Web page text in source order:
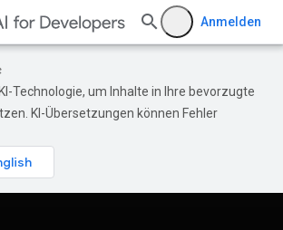
Anmelden
Technologie, um Inhalte in Ihre bevorzugte
KI-Übersetzungen können Fehler